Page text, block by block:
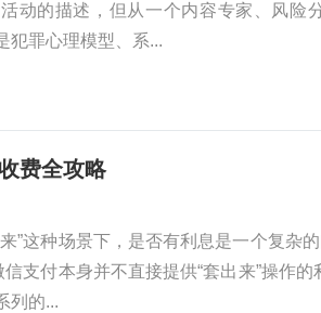
动的描述，但从一个内容专家、风险
犯罪心理模型、系...
费全攻略
”这种场景下，是否有利息是一个复杂
信支付本身并不直接提供“套出来”操作
列的...